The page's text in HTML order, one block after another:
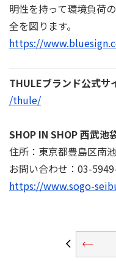
明性を持って環境負荷
全を図ります。
https://
THULEブランド公式サ
/thule/
SHOP IN SHOP ⻄武池
住所：東京都豊島区南
お問い合わせ：03-
https://www.sogo-
arrow_back_ios trending_flat